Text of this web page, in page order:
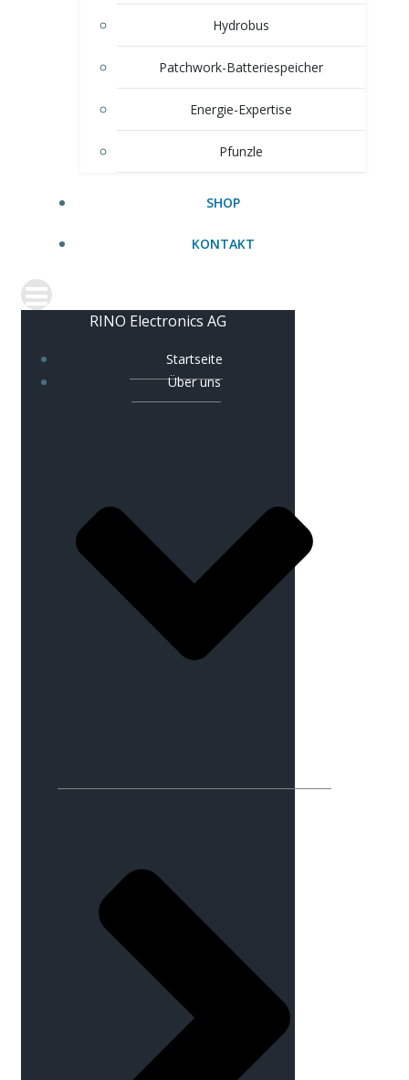
Hydrobus
Patchwork-Batteriespeicher
Energie-Expertise
Pfunzle
SHOP
KONTAKT
RINO Electronics AG
Startseite
Über uns